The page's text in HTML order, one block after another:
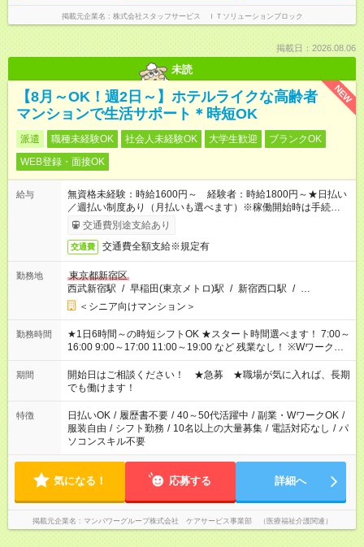
掲載元企業名 株式会社スタッフサービス ＩＴソリューションブロック
掲載日：2026.08.06
未読
NEW
【8月～OK！週2日～】ホテルライクな高齢者
マンションで生活サポート＊時短OK
派遣 職種未経験OK 社会人未経験OK 大学生歓迎
ブランクOK
WEB登録・面接OK
給与
無資格未経験：時給1600円～ 経験者：時給1800円～★日払い
／週払い制度あり（月払いも選べます）※稼働開始時は手続き完
了次第のお支払いとなります。
交通費別途支給あり
交通費 交通費全額支給※規定有
勤務地
東京都新宿区
西武新宿駅 / 早稲田(東京メトロ)駅 / 新宿西口駅 / …
＜シニア向けマンション＞
勤務時間
★1日6時間～の時短シフトOK ★スタート時間選べます！ 7:00～
16:00 9:00～17:00 11:00～19:00 など 残業なし！ ※Wワークの
場合、他のお仕事と合わせ週40時間超の就業はご案内できませ
ん ※法令に基づき、週20時間以上勤務は社会保険への加入対象
となります ※労働者派遣法（日雇い派遣の原則禁止）により、
短時間・短期間の就業はご案内が難しい場合があります
期間
開始日はご相談ください！ ★急募 ★職場が気に入れば、長期
でも働けます！
特徴 日払いOK / 履歴書不要 / 40～50代活躍中 / 副業・WワークOK /
服装自由 / シフト勤務 / 10名以上の大量募集 / 電話対応なし / パ
ソコンスキル不要
気になる！ 応募する 詳細へ
掲載元企業名 マンパワーグループ株式会社 ケアサービス事業部 （医療福祉介護関連）